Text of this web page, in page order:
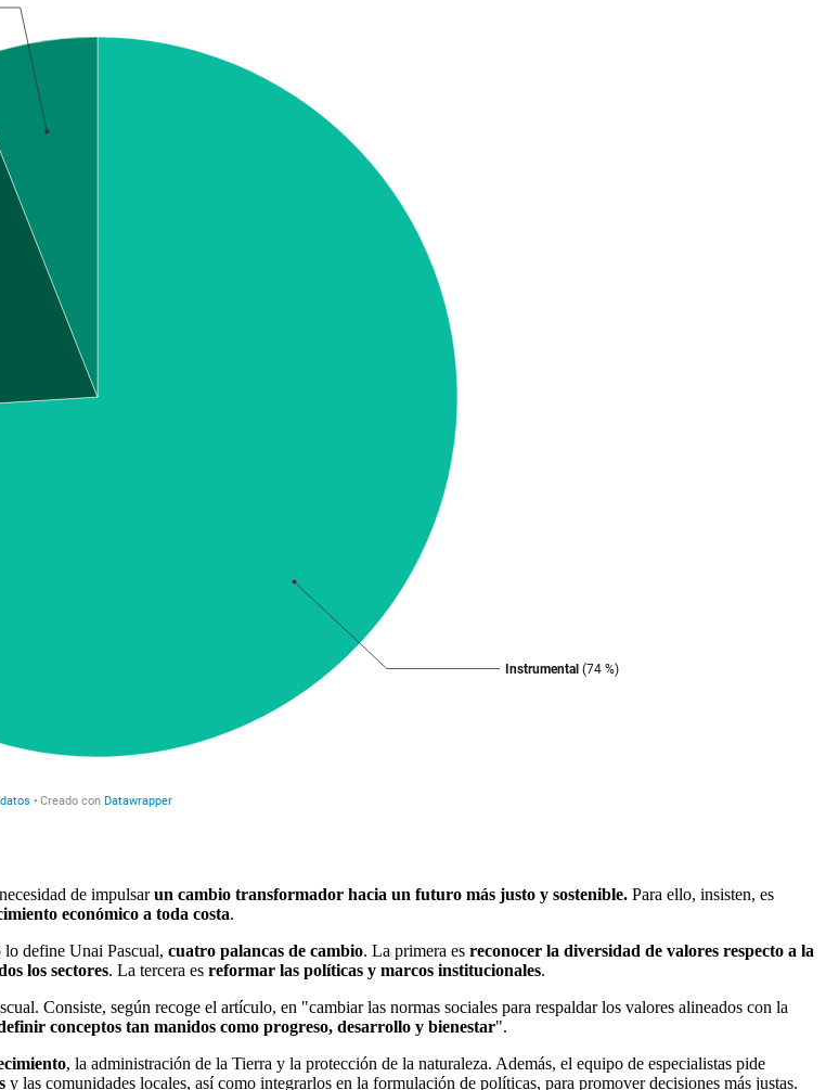
de impulsarun cambio transformador hacia un futuro más justo y sostenible. Para ello, insisten, es
económico a toda costa.
define Unai Pascual, cuatro palancas de cambio. La primera es reconocer la diversidad de valores respecto a la
los sectores. La tercera es reformar las políticas y marcos institucionales.
Consiste, según recoge el artículo, en "cambiar las normas sociales para respaldar los valores alineados con la
conceptos tan manidos como progreso, desarrollo y bienestar".
, la administración de la Tierra y la protección de la naturaleza. Además, el equipo de especialistas pide
y las comunidades locales, así como integrarlos en la formulación de políticas, para promover decisiones más justas.